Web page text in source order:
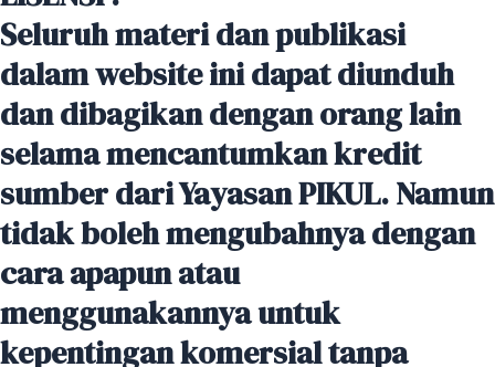
Seluruh materi dan publikasi
dalam website ini dapat diunduh
dan dibagikan dengan orang lain
selama mencantumkan kredit
sumber dari Yayasan PIKUL. Namun
tidak boleh mengubahnya dengan
cara apapun atau
menggunakannya untuk
kepentingan komersial tanpa